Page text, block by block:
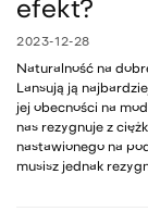
efekt?
2023-12-28
Naturalność na
Lansują ją
jej obecności na
nas rezygnuje z
nastawionego na
musisz jednak